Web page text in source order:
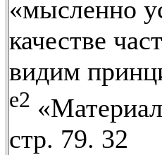
«мысленно
качестве
видим
е2
стр. 79. 32